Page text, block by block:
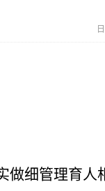
做细管理育人